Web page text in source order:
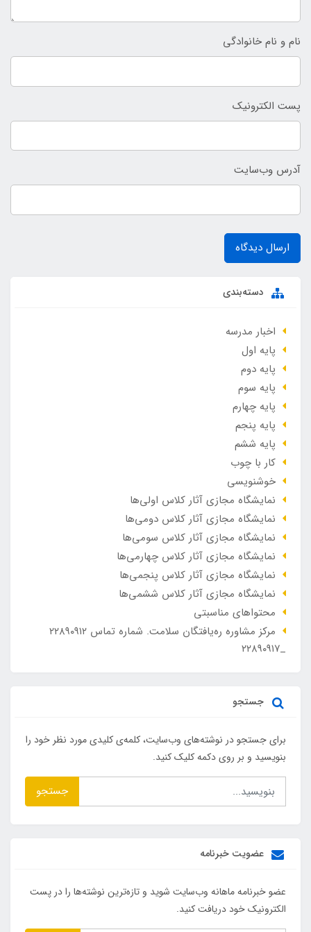
نام و نام خانوادگی
پست الکترونیک
آدرس وب‌سایت
ارسال دیدگاه
دسته‌بندی
اخبار مدرسه
پایه اول
پایه دوم
پایه سوم
پایه چهارم
پایه پنجم
پایه ششم
کار با چوب
خوشنویسی
نمایشگاه مجازی آثار کلاس اولی‌ها
نمایشگاه مجازی آثار کلاس دومی‌ها
نمایشگاه مجازی آثار کلاس سومی‌ها
نمایشگاه مجازی آثار کلاس چهارمی‌ها
نمایشگاه مجازی آثار کلاس پنجمی‌ها
نمایشگاه مجازی آثار کلاس ششمی‌ها
محتواهای مناسبتی
مرکز مشاوره ره‌یافتگان سلامت. شماره تماس ۲۲۸۹۰۹۱۲
_۲۲۸۹۰۹۱۷
جستجو
برای جستجو در نوشته‌های وب‌سایت، کلمه‌ی کلیدی مورد نظر خود را
بنویسید و بر روی دکمه کلیک کنید.
جستجو
عضویت خبرنامه
عضو خبرنامه ماهانه وب‌سایت شوید و تازه‌ترین نوشته‌ها را در پست
الکترونیک خود دریافت کنید.